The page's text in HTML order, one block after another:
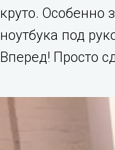
круто.
ноутбука под
Вперед! Просто